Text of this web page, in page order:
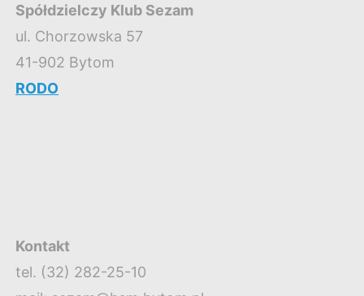
Spółdzielczy Klub Sezam
ul. Chorzowska 57
41-902 Bytom
RODO
Kontakt
tel. (32) 282-25-10